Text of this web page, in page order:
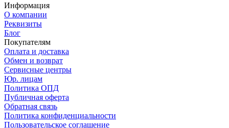
Информация
О компании
Реквизиты
Блог
Покупателям
Оплата и доставка
Обмен и возврат
Сервисные центры
Юр. лицам
Политика ОПД
Публичная оферта
Обратная связь
Политика конфиденциальности
Пользовательское соглашение